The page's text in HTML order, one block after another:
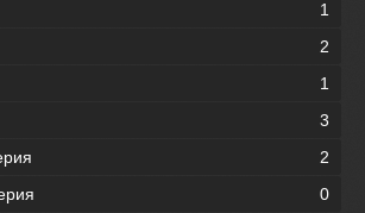
1
2
1
3
2
0